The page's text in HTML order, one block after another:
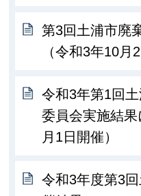
第3回土浦市廃
（令和3年10月
令和3年第1回
委員会実施結
月1日開催）
令和3年度第3